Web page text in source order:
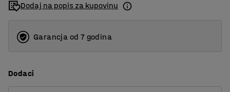
Dodaj na popis za kupovinu
Garancja od 7 godina
Dodaci